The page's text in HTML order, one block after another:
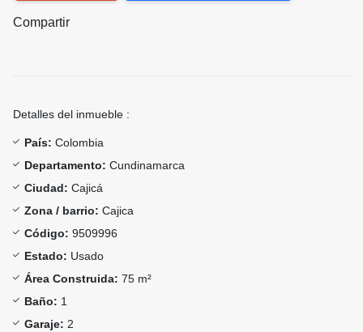
Compartir
Detalles del inmueble :
País: Colombia
Departamento: Cundinamarca
Ciudad: Cajicá
Zona / barrio: Cajica
Código: 9509996
Estado: Usado
Área Construida: 75 m²
Baño: 1
Garaje: 2